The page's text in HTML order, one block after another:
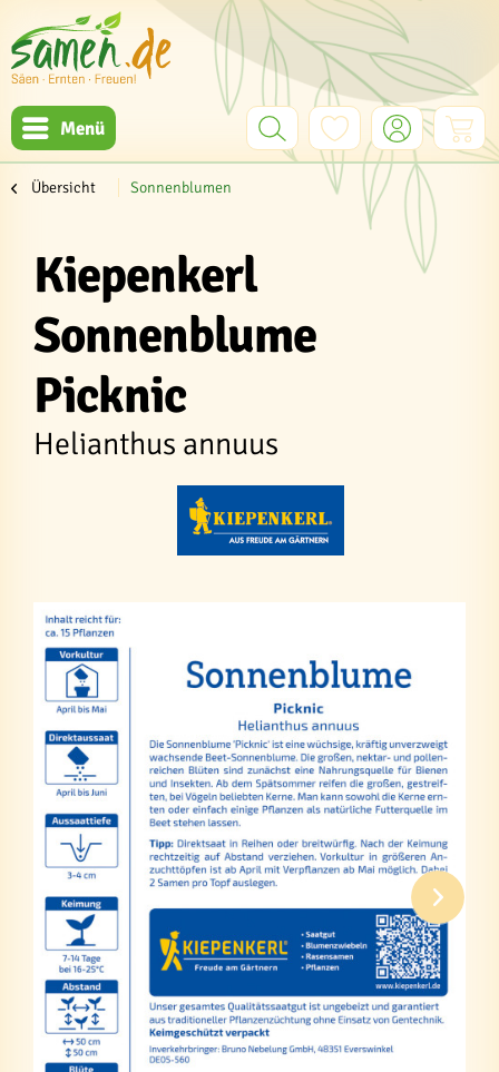
Menü
Übersicht Sonnenblumen
Kiepenkerl
Sonnenblume
Picknic
Helianthus annuus